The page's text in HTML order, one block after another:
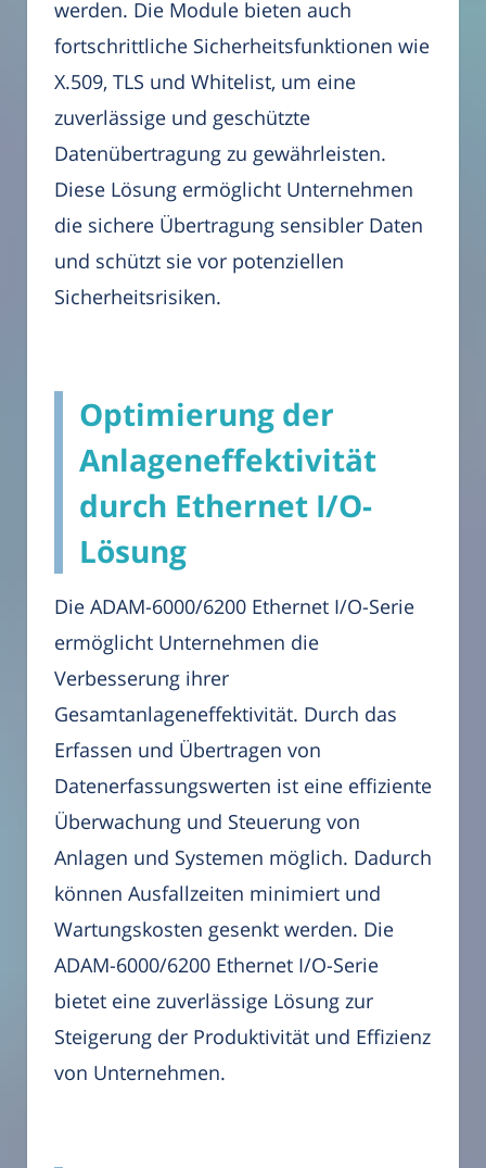
werden. Die Module bieten auch
fortschrittliche Sicherheitsfunktionen wie
X.509, TLS und Whitelist, um eine
zuverlässige und geschützte
Datenübertragung zu gewährleisten.
Diese Lösung ermöglicht Unternehmen
die sichere Übertragung sensibler Daten
und schützt sie vor potenziellen
Sicherheitsrisiken.
Optimierung der
Anlageneffektivität
durch Ethernet I/O-
Lösung
Die ADAM-6000/6200 Ethernet I/O-Serie
ermöglicht Unternehmen die
Verbesserung ihrer
Gesamtanlageneffektivität. Durch das
Erfassen und Übertragen von
Datenerfassungswerten ist eine effiziente
Überwachung und Steuerung von
Anlagen und Systemen möglich. Dadurch
können Ausfallzeiten minimiert und
Wartungskosten gesenkt werden. Die
ADAM-6000/6200 Ethernet I/O-Serie
bietet eine zuverlässige Lösung zur
Steigerung der Produktivität und Effizienz
von Unternehmen.